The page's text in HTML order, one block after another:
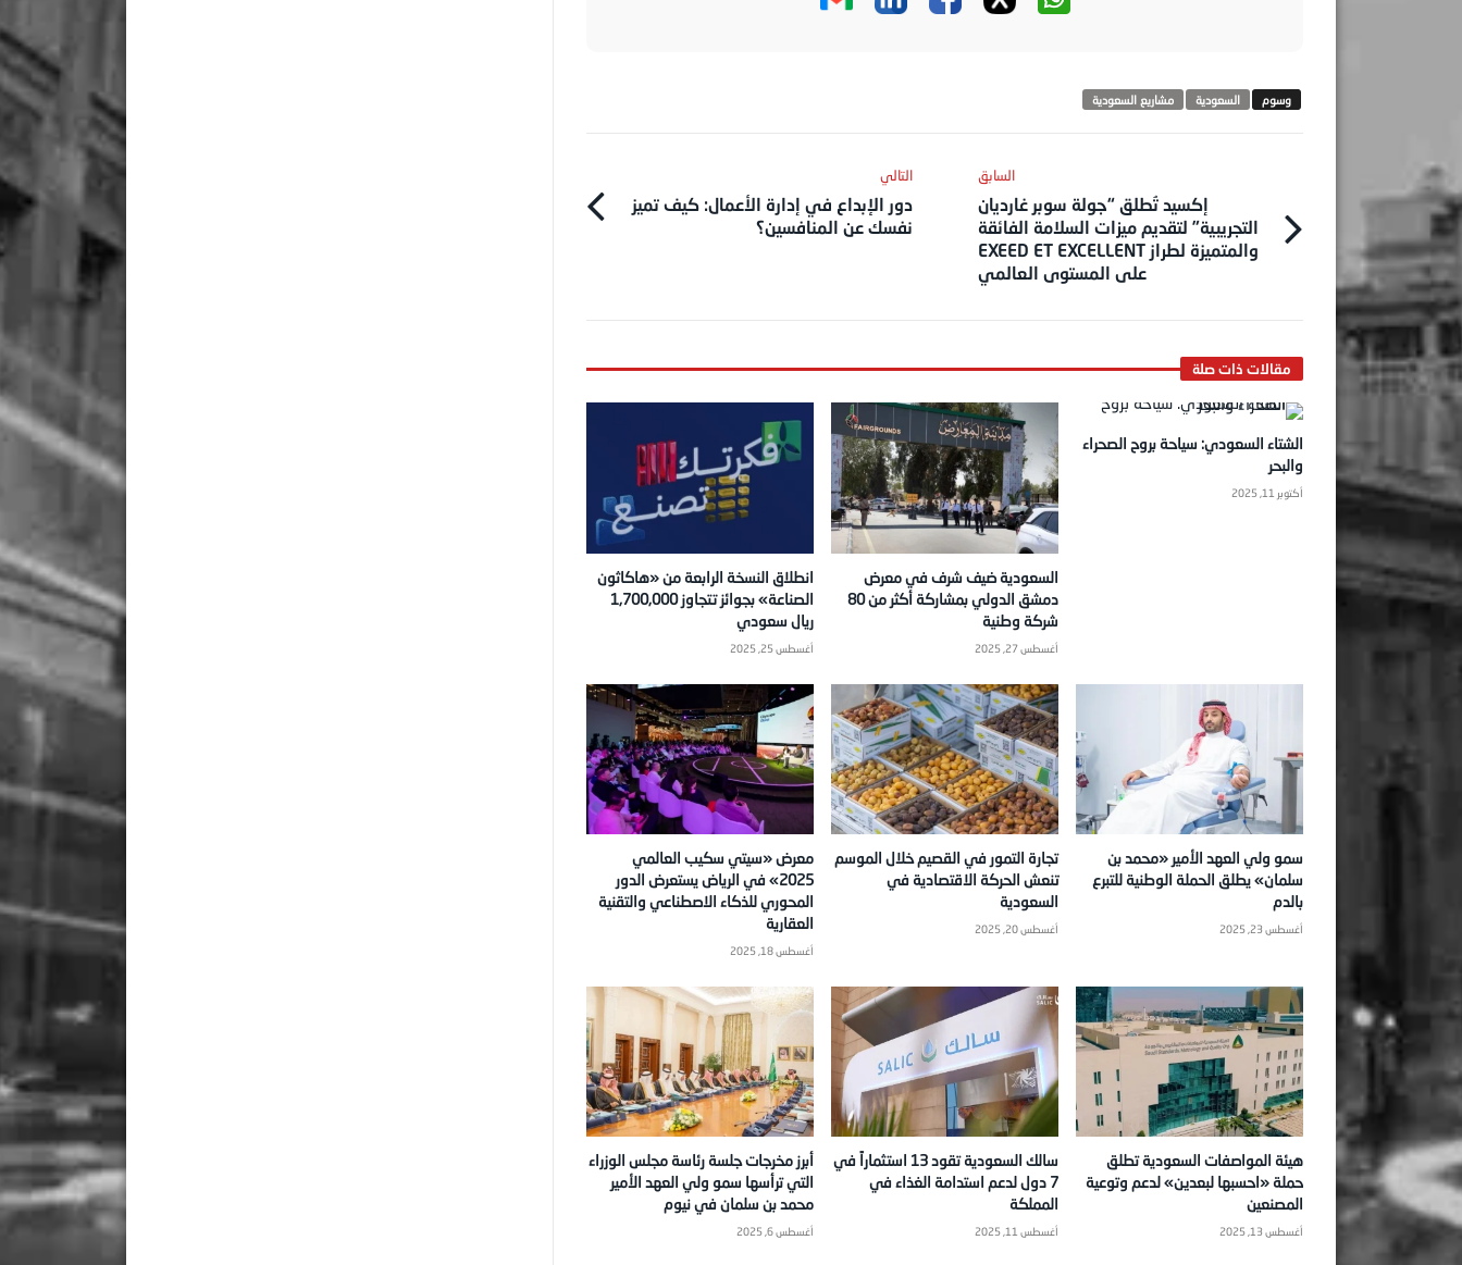
السعودية مشاريع السعودية
‎السابق
إكسيد تُطلق “جولة سوبر غارديان
التجريبية” لتقديم ميزات السلامة الفائقة
والمتميزة لطراز EXEED ET EXCELLENT
على المستوى العالمي
‎التالي
دور الإبداع في إدارة الأعمال: كيف تميز
نفسك عن المنافسين؟
الشتاء السعودي: سياحة بروح الصحراء
والبحر
أكتوبر 11, 2025
السعودية ضيف شرف في معرض
دمشق الدولي بمشاركة أكثر من 80
شركة وطنية
أغسطس 27, 2025
انطلاق النسخة الرابعة من «هاكاثون
الصناعة» بجوائز تتجاوز 1,700,000
ريال سعودي
أغسطس 25, 2025
سمو ولي العهد الأمير «محمد بن
سلمان» يطلق الحملة الوطنية للتبرع
بالدم
أغسطس 23, 2025
تجارة التمور في القصيم خلال الموسم
تنعش الحركة الاقتصادية في
السعودية
أغسطس 20, 2025
معرض «سيتي سكيب العالمي
2025» في الرياض يستعرض الدور
المحوري للذكاء الاصطناعي والتقنية
العقارية
أغسطس 18, 2025
هيئة المواصفات السعودية تطلق
حملة «احسبها لبعدين» لدعم وتوعية
المصنعين
أغسطس 13, 2025
سالك السعودية تقود 13 استثماراً في
7 دول لدعم استدامة الغذاء في
المملكة
أغسطس 11, 2025
أبرز مخرجات جلسة رئاسة مجلس الوزراء
التي ترأسها سمو ولي العهد الأمير
محمد بن سلمان في نيوم
أغسطس 6, 2025